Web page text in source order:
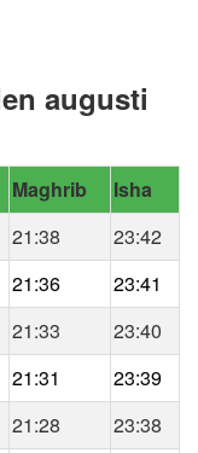
augusti
Maghrib
Isha
21:38
23:42
21:36
23:41
21:33
23:40
21:31
23:39
21:28
23:38